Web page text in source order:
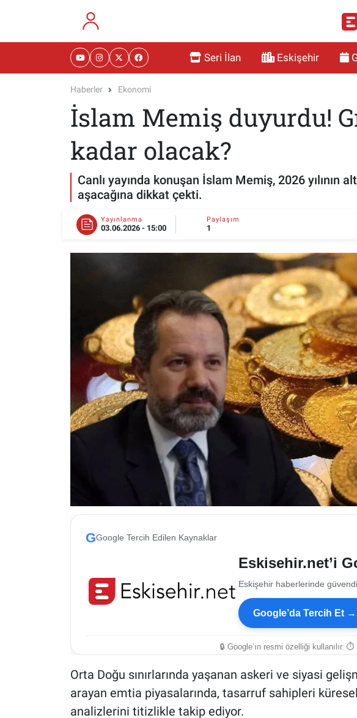
Seri İlan Eskişehir
Haberler Ekonomi
İslam Memiş duyurdu!
kadar olacak?
Canlı yayında konuşan İslam Memiş, 2026 yılının
aşacağına dikkat çekti.
Yayınlanma
03.06.2026 - 15:00
Paylaşım
1
GGoogle Tercih Edilen Kaynaklar
Eskisehir.net’i
Eskişehir haberlerinde
Google’da Tercih Et →
🔒 Google’ın resmi özelliği kullanılır.
Orta Doğu sınırlarında yaşanan askeri ve siyasi
arayan emtia piyasalarında, tasarruf sahipleri
analizlerini titizlikle takip ediyor.
RESMİ İLANLAR
MAGAZİN
TEKNOLOJİ
ESKİŞEHİR NÖBETÇİ ECZANELER
Eskişehir Haber İçerikleri
Eskişehir Hava Durumu
Eskişehir Tramvay Saatleri
Eskişehir Otobüs Saatleri
Eskişehir Nöbetçi Eczaneler
Eskişehir Namaz Vakitleri
Eskişehir Trafik Yoğunluk Haritası
Süper Lig Puan Durumu ve Fikstür
Tüm Manşetler
Son Dakika Haberleri